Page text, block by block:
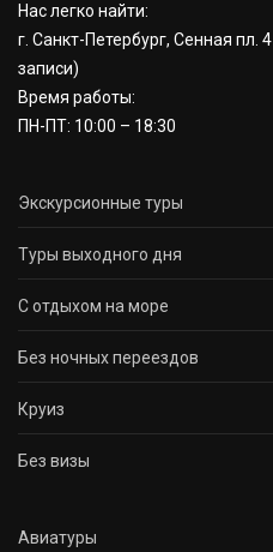
Нас легко найти:
г. Санкт-Петербург, Сенная пл. 4
записи)
Время работы:
ПН-ПТ: 10:00 – 18:30
Экскурсионные туры
Туры выходного дня
С отдыхом на море
Без ночных переездов
Круиз
Без визы
Авиатуры